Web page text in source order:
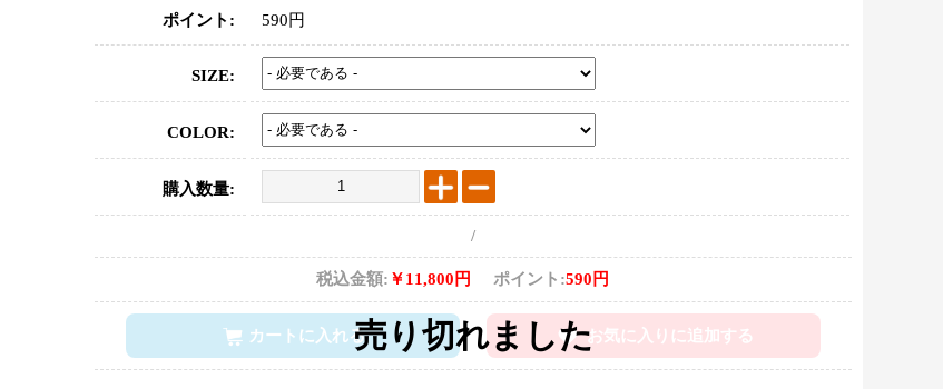
ポイント: 590円
SIZE:
COLOR:
購入数量:
/
税込金額: ￥11,800円 ポイント:590円
カートに入れる お気に入りに追加する